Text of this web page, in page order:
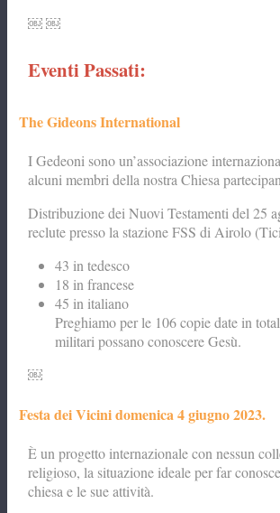
￼ ￼
Eventi Passati:
The Gideons International
I Gedeoni sono un’associazione
alcuni membri della nostra Chiesa
Distribuzione dei Nuovi Testamenti del 25
reclute presso la stazione FSS di Airolo
43 in tedesco
18 in francese
45 in italiano
Preghiamo per le 106 copie date in
militari possano conoscere Gesù.
￼
Festa dei Vicini domenica 4 giugno 2023.
È un progetto internazionale con nessun
religioso, la situazione ideale per far
chiesa e le sue attività.